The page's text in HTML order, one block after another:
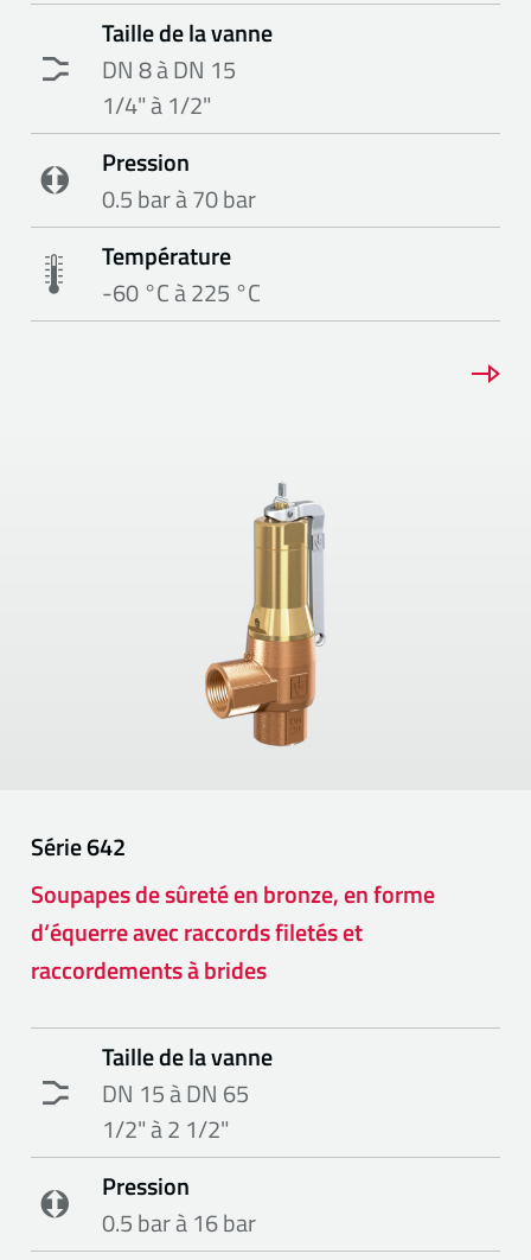
Taille de la vanne
DN 8 à DN 15
1/4" à 1/2"
Pression
0.5 bar à 70 bar
Température
-60 °C à 225 °C
Série642
Soupapes de sûreté en bronze, en forme
d‘équerre avec raccords filetés et
raccordements à brides
Taille de la vanne
DN 15 à DN 65
1/2" à 2 1/2"
Pression
0.5 bar à 16 bar